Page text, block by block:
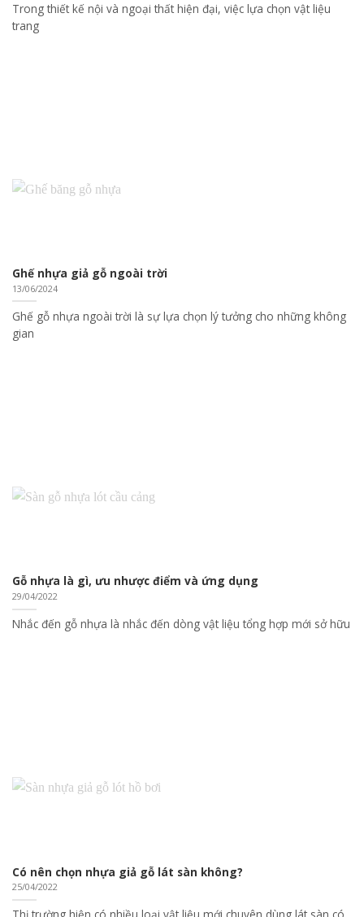
Trong thiết kế nội và ngoại thất hiện đại, việc lựa chọn vật liệu
trang
Ghế nhựa giả gỗ ngoài trời
13/06/2024
Ghế gỗ nhựa ngoài trời là sự lựa chọn lý tưởng cho những không
gian
Gỗ nhựa là gì, ưu nhược điểm và ứng dụng
29/04/2022
Nhắc đến gỗ nhựa là nhắc đến dòng vật liệu tổng hợp mới sở hữu
Có nên chọn nhựa giả gỗ lát sàn không?
25/04/2022